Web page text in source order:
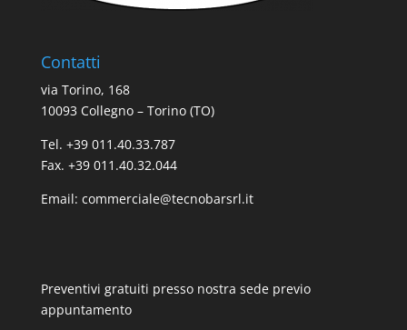
Contatti
via Torino, 168
10093 Collegno – Torino (TO)
Tel. +39 011.40.33.787
Fax. +39 011.40.32.044
Email: commerciale@tecnobarsrl.it
Preventivi gratuiti presso nostra sede previo
appuntamento